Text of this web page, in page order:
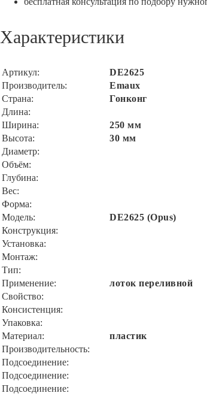
Характеристики
Артикул:
DE2625
Производитель:
Emaux
Страна:
Гонконг
Длина:
Ширина:
250 мм
Высота:
30 мм
Диаметр:
Объём:
Глубина:
Вес:
Форма:
Модель:
DE2625 (Opus)
Конструкция:
Установка:
Монтаж:
Тип:
Применение:
лоток переливной
Свойство:
Консистенция:
Упаковка:
Материал:
пластик
Производительность:
Подсоединение:
Подсоединение:
Подсоединение: